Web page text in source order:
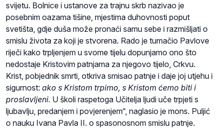
svijetu. Bolnice i ustanove za trajnu skrb nazivao je
posebnim oazama tišine, mjestima duhovnosti poput
svetišta, gdje duša može pronaći samu sebe i razmišljati o
smislu života za koji je stvorena. Rado je tumačio Pavlove
riječi kako trpljenjem u svome tijelu dopunjamo ono što
nedostaje Kristovim patnjama za njegovo tijelo, Crkvu.
Krist, pobjednik smrti, otkriva smisao patnje i daje joj utjehu i
sigurnost: ako s Kristom trpimo, s Kristom ćemo biti i
proslavljeni. U školi raspetoga Učitelja ljudi uče trpjeti s
ljubavlju, predanjem i povjerenjem“, naglasio je mons. Puljić
o nauku Ivana Pavla II. o spasonosnom smislu patnje.